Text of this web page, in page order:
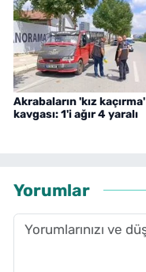
Akrabaların 'kız kaçırma'
kavgası: 1'i ağır 4 yaralı
Yorumlar